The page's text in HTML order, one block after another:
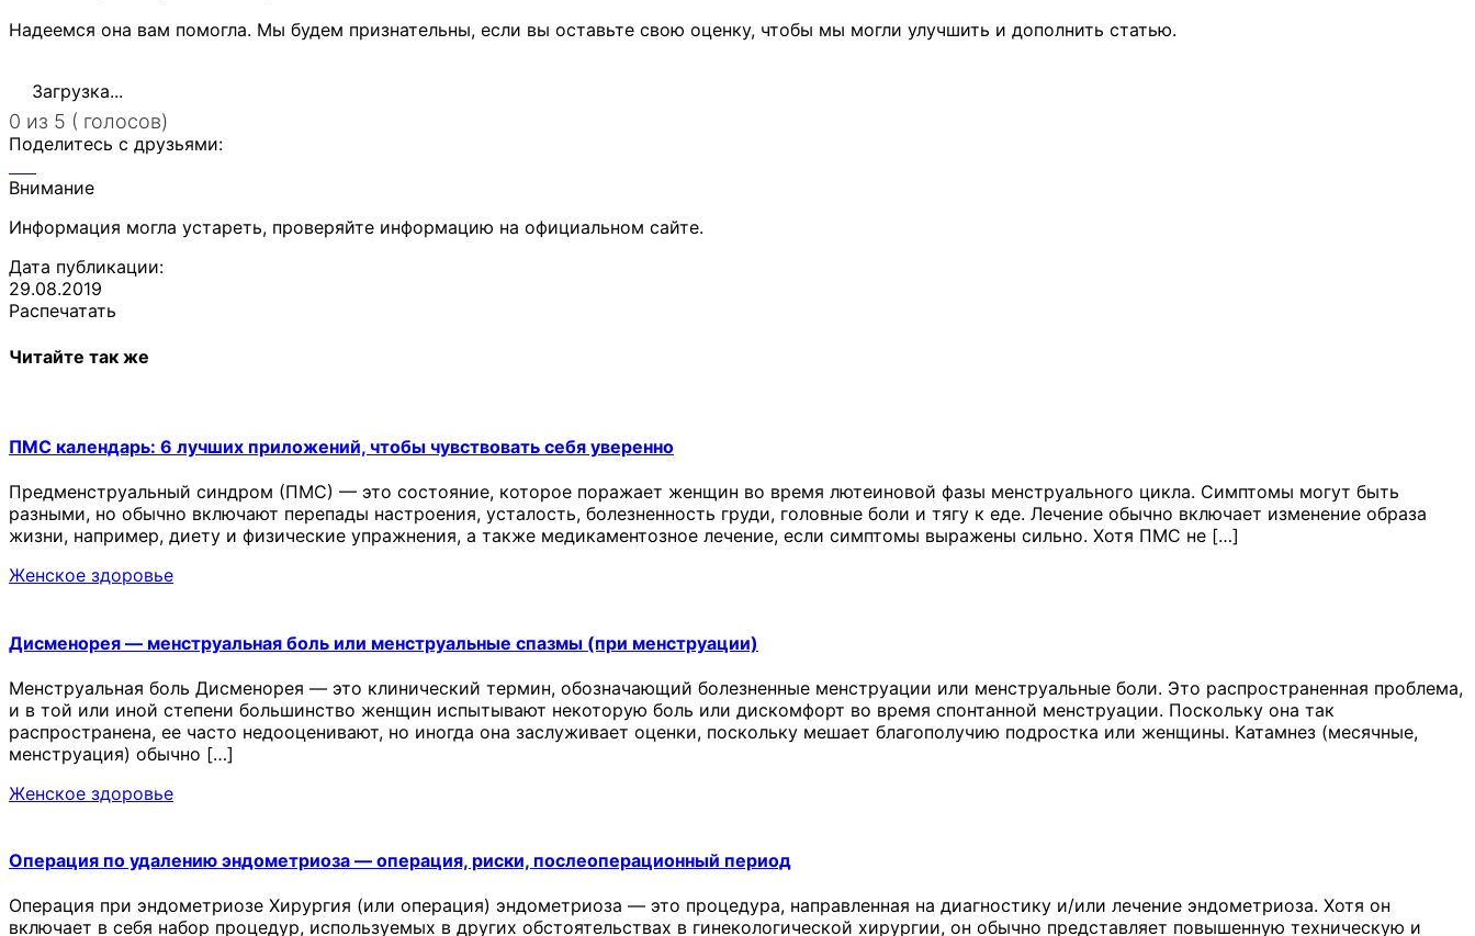
Надеемся она вам помогла. Мы будем признательны, если вы оставьте свою оценку, чтобы мы могли улучшить и дополнить статью.
Загрузка...
0 из 5 ( голосов)
Поделитесь с друзьями:
Внимание
Информация могла устареть, проверяйте информацию на официальном сайте.
Дата публикации:
29.08.2019
Распечатать
Читайте так же
ПМС календарь: 6 лучших приложений, чтобы чувствовать себя уверенно
Предменструальный синдром (ПМС) — это состояние, которое поражает женщин во время лютеиновой фазы менструального цикла. Симптомы могут быть
разными, но обычно включают перепады настроения, усталость, болезненность груди, головные боли и тягу к еде. Лечение обычно включает изменение образа
жизни, например, диету и физические упражнения, а также медикаментозное лечение, если симптомы выражены сильно. Хотя ПМС не […]
Женское здоровье
Дисменорея — менструальная боль или менструальные спазмы (при менструации)
Менструальная боль Дисменорея — это клинический термин, обозначающий болезненные менструации или менструальные боли. Это распространенная проблема,
и в той или иной степени большинство женщин испытывают некоторую боль или дискомфорт во время спонтанной менструации. Поскольку она так
распространена, ее часто недооценивают, но иногда она заслуживает оценки, поскольку мешает благополучию подростка или женщины. Катамнез (месячные,
менструация) обычно […]
Женское здоровье
Операция по удалению эндометриоза — операция, риски, послеоперационный период
Операция при эндометриозе Хирургия (или операция) эндометриоза — это процедура, направленная на диагностику и/или лечение эндометриоза. Хотя он
включает в себя набор процедур, используемых в других обстоятельствах в гинекологической хирургии, он обычно представляет повышенную техническую и